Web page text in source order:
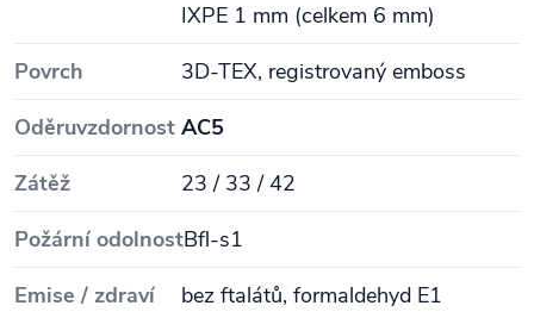
IXPE 1 mm (celkem 6 mm)
Povrch
3D‑TEX, registrovaný emboss
Oděruvzdornost AC5
Zátěž
23 / 33 / 42
Požární odolnostBfl‑s1
Emise / zdraví
bez ftalátů, formaldehyd E1